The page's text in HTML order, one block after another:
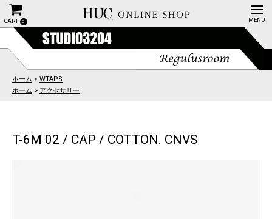
CART 0
ホーム >WTAPS
ホーム > アクセサリー
T-6M 02 / CAP / COTTON. CNVS